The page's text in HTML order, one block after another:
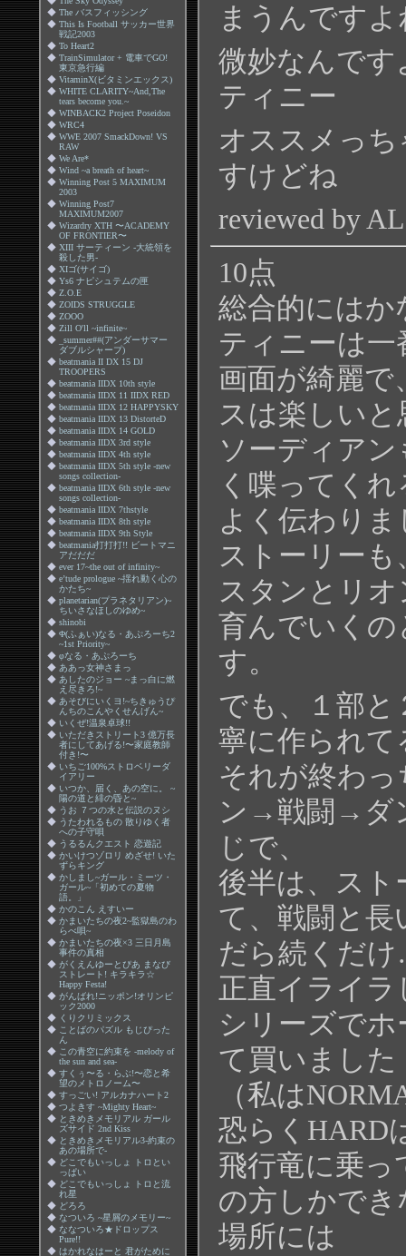
◆ The バスフィッシング
◆ This Is Football サッカー世界
戦記2003
◆ To Heart2
◆ TrainSimulator + 電車でGO!
東京急行編
◆ VitaminX(ビタミンエックス)
◆ WHITE CLARITY~And,The
tears become you.~
◆ WINBACK2 Project Poseidon
◆ WRC4
◆ WWE 2007 SmackDown! VS
RAW
◆ We Are*
◆ Wind ~a breath of heart~
◆ Winning Post 5 MAXIMUM
2003
◆ Winning Post7
MAXIMUM2007
◆ Wizardry XTH 〜ACADEMY
OF FRONTIER〜
◆ XIII サーティーン -大統領を
殺した男-
◆ XIゴ(サイゴ)
◆ Ys6 ナピシュテムの匣
◆ Z.O.E
◆ ZOIDS STRUGGLE
◆ ZOOO
◆ Zill O'll ~infinite~
◆
_summer##(アンダーサマー
ダブルシャープ)
◆ beatmania II DX 15 DJ
TROOPERS
◆ beatmania IIDX 10th style
◆ beatmania IIDX 11 IIDX RED
◆ beatmania IIDX 12 HAPPYSKY
◆ beatmania IIDX 13 DistorteD
◆ beatmania IIDX 14 GOLD
◆ beatmania IIDX 3rd style
◆ beatmania IIDX 4th style
◆ beatmania IIDX 5th style -new
songs collection-
◆ beatmania IIDX 6th style -new
songs collection-
◆ beatmania IIDX 7thstyle
◆ beatmania IIDX 8th style
◆ beatmania IIDX 9th Style
◆ beatmania打打打!! ビートマニ
アだだだ
◆ ever 17~the out of infinity~
◆ e’tude prologue ~揺れ動く心の
かたち~
◆ planetarian(プラネタリアン)~
ちいさなほしのゆめ~
◆ shinobi
◆ Φ(ふぁい)なる・あぷろーち2
~1st Priority~
◆ φなる・あぷろーち
◆ ああっ女神さまっ
◆ あしたのジョー ~まっ白に燃
え尽きろ!~
◆ あそびにいくヨ!~ちきゅうぴ
んちのこんやくせんげん~
◆ いくぜ!温泉卓球!!
◆ いただきストリート3 億万長
者にしてあげる!〜家庭教師
付き!〜
◆ いちご100%ストロベリーダ
イアリー
◆ いつか、届く、あの空に。 ~
陽の道と緋の昏と~
◆ うお ７つの水と伝説のヌシ
◆ うたわれるもの 散りゆく者
への子守唄
◆ うるるんクエスト 恋遊記
◆ かいけつゾロリ めざせ! いた
ずらキング
◆ かしまし~ガール・ミーツ・
ガール~「初めての夏物
語。」
◆ かのこん えすいー
◆ かまいたちの夜2~監獄島のわ
らべ唄~
◆ かまいたちの夜×3 三日月島
事件の真相
◆ がくえんゆーとぴあ まなび
ストレート! キラキラ☆
Happy Festa!
◆ がんばれ!ニッポン!オリンピ
ック2000
◆ くりクリミックス
◆ ことばのパズル もじぴった
ん
◆ この青空に約束を -melody of
the sun and sea-
◆ すくぅ〜る・らぶ!〜恋と希
望のメトロノーム〜
◆ すっごい! アルカナハート2
◆ つよきす ~Mighty Heart~
◆ ときめきメモリアル ガール
ズサイド 2nd Kiss
◆ ときめきメモリアル3-約束の
あの場所で-
◆ どこでもいっしょ トロとい
っぱい
◆ どこでもいっしょ トロと流
れ星
◆ どろろ
◆ なついろ ~星屑のメモリー~
◆ ななついろ★ドロップス
Pure!!
◆ はかれなはーと 君がために
まうんです
微妙なんで
ティニー
オススメっ
すけどね
reviewed by
10点
総合的にはか
ティニーは
画面が綺麗
スは楽しい
ソーディア
く喋ってく
よく伝わりま
ストーリーも
スタンとリ
育んでいく
す。
でも、１部と
寧に作られて
それが終わ
ン→戦闘→ダ
じで、
後半は、スト
て、戦闘と
だら続くだ
正直イライ
シリーズで
て買いました
（私は
恐らくHARD
飛行竜に乗っ
の方しかで
場所には